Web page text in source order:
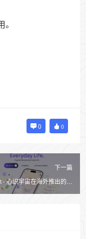
0 0
下一篇
- 心识宇宙在海外推出的个
人AI助手